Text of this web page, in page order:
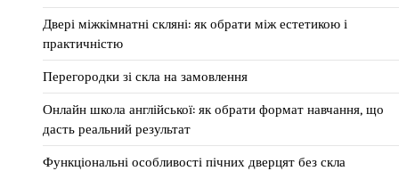
Двері міжкімнатні скляні: як обрати між естетикою і
практичністю
Перегородки зі скла на замовлення
Онлайн школа англійської: як обрати формат навчання, що
дасть реальний результат
Функціональні особливості пічних дверцят без скла